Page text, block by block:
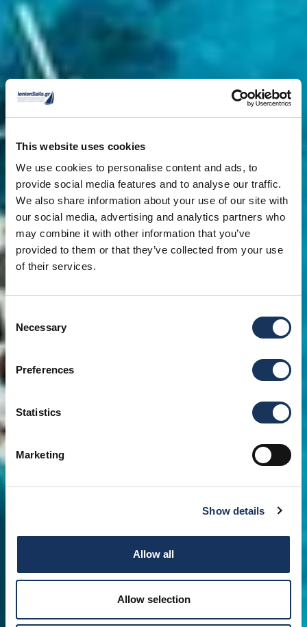
This website uses cookies
We use cookies to personalise content and ads, to
provide social media features and to analyse our traffic.
We also share information about your use of our site with
our social media, advertising and analytics partners who
may combine it with other information that you’ve
provided to them or that they’ve collected from your use
of their services.
Selection
Necessary
Preferences
Statistics
Marketing
Show details
Allow all
Allow selection